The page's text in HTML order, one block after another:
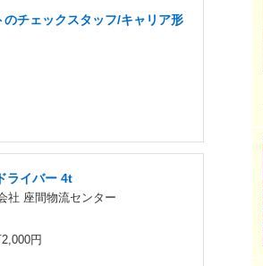
チェックスタッフ/キャリア形
ライバー 4t
社 座間物流センター
円